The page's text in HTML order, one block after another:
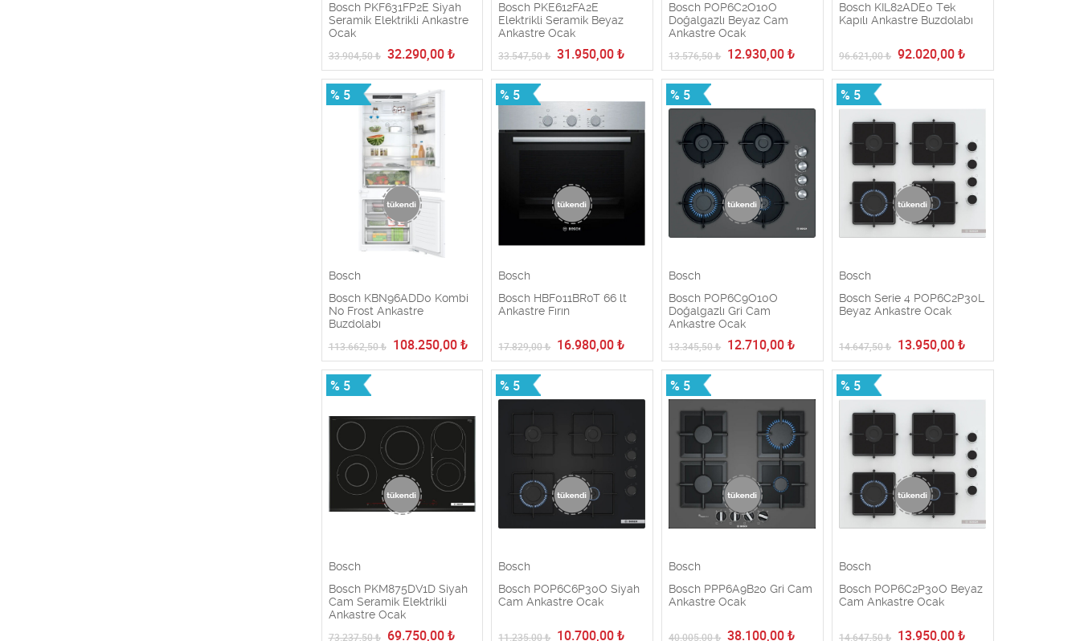
Bosch PKF631FP2E Siyah
Seramik Elektrikli Ankastre
Ocak
33.904,50₺ 32.290,00₺
Bosch PKE612FA2E
Elektrikli Seramik Beyaz
Ankastre Ocak
33.547,50₺ 31.950,00 ₺
Bosch POP6C2O10O
Doğalgazlı Beyaz Cam
Ankastre Ocak
13.576,50₺ 12.930,00 ₺
Bosch KIL82ADE0 Tek
Kapılı Ankastre Buzdolabı
96.621,00₺ 92.020,00 ₺
% 5
Bosch
Bosch KBN96ADD0 Kombi
No Frost Ankastre
Buzdolabı
113.662,50₺ 108.250,00₺
% 5
Bosch
Bosch HBF011BR0T 66 lt
Ankastre Fırın
17.829,00₺ 16.980,00 ₺
% 5
Bosch
Bosch POP6C9O10O
Doğalgazlı Gri Cam
Ankastre Ocak
13.345,50₺ 12.710,00 ₺
% 5
Bosch
Bosch Serie 4 POP6C2P30L
Beyaz Ankastre Ocak
14.647,50₺ 13.950,00 ₺
% 5
Bosch
Bosch PKM875DV1D Siyah
Cam Seramik Elektrikli
Ankastre Ocak
73.237,50₺ 69.750,00₺
% 5
Bosch
Bosch POP6C6P30O Siyah
Cam Ankastre Ocak
11.235,00₺ 10.700,00 ₺
% 5
Bosch
Bosch PPP6A9B20 Gri Cam
Ankastre Ocak
40.005,00₺ 38.100,00 ₺
% 5
Bosch
Bosch POP6C2P30O Beyaz
Cam Ankastre Ocak
14.647,50₺ 13.950,00 ₺